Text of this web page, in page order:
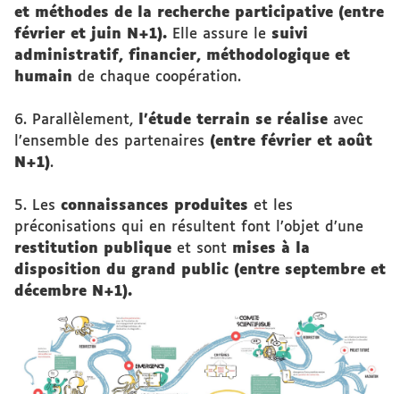
et méthodes de la recherche participative (entre
février et juin N+1). Elle assure le suivi
administratif, financier, méthodologique et
humain de chaque coopération.
6. Parallèlement, l’étude terrain se réalise avec
l’ensemble des partenaires (entre février et août
N+1).
5. Les connaissances produites et les
préconisations qui en résultent font l’objet d’une
restitution publique et sont mises à la
disposition du grand public (entre septembre et
décembre N+1).